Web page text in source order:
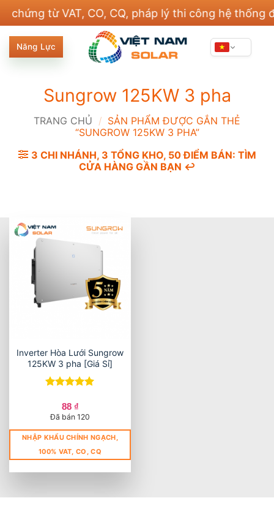
nội
dung
từ VAT, CO, CQ, pháp lý thi công hệ thống điện
Năng Lực
Sungrow 125KW 3 pha
TRANG CHỦ / SẢN PHẨM ĐƯỢC GẮN THẺ
“SUNGROW 125KW 3 PHA”
3 CHI NHÁNH, 3 TỔNG KHO, 50 ĐIỂM BÁN: TÌM
CỬA HÀNG GẦN BẠN ↩️
Inverter Hòa Lưới Sungrow
125KW 3 pha [Giá Sỉ]
hạng5 5
sao
88 ₫
Đã bán 120
NHẬP KHẨU CHÍNH NGẠCH,
100% VAT, CO, CQ